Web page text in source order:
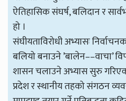
ऐतिहासिक संघर्ष, बलिदान र
हो ।
संघीयताविरोधी अभ्यासः
बलियो बनाउने ’बालेन––वाचा’
शासन चलाउने अभ्यास सुरु
प्रदेश र स्थानीय तहको संगठन